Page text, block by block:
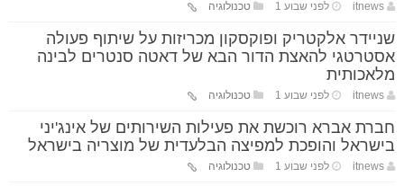
itnews לפני שבוע 1 טכנולוגיה
שניידר אלקטריק ופוקסקון מכריזות על שיתוף פעולה
אסטרטגי להאצת הדור הבא של דאטה סנטרים לבינה
מלאכותית
itnews לפני שבוע 1 טכנולוגיה
חברת אברא רוכשת את פעילות השירותים של אינג'יני
בישראל והופכת למפיצה הבלעדית של מוצריה בישראל
itnews לפני שבוע 1 טכנולוגיה